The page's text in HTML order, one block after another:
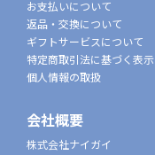
お支払いについて
返品・交換について
ギフトサービスについて
特定商取引法に基づく表示
個人情報の取扱
会社概要
株式会社ナイガイ